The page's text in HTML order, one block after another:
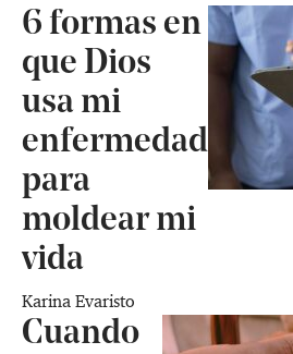
6 formas en
que Dios
usa mi
enfermedad
para
moldear mi
vida
Karina Evaristo
Cuando